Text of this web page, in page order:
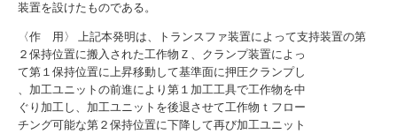
装置を設けたものである。
〈作 用〉 上記本発明は、トランスファ装置によって支持装置の第
２保持位置に搬入された工作物Ｚ、クランプ装置によっ
て第１保持位置に上昇移動して基準面に押圧クランプし
、加工ユニットの前進により第１加工工具で工作物を中
ぐり加工し、加工ユニットを後退させて工作物ｔフロー
チング可能な第２保持位置に下降して再び加工ユニット